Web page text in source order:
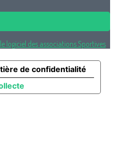
logiciel des associations Sportives
de confidentialité